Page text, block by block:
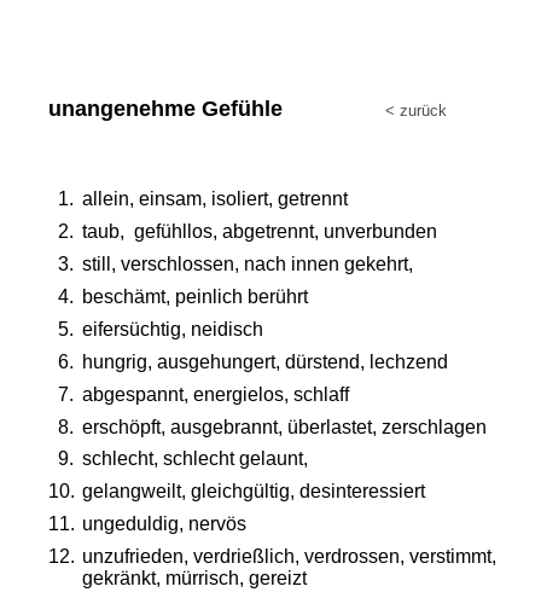
unangenehme Gefühle < zurück
1. allein, einsam, isoliert, getrennt
2. taub,  gefühllos, abgetrennt, unverbunden
3. still, verschlossen, nach innen gekehrt,
4. beschämt, peinlich berührt
5. eifersüchtig, neidisch
6. hungrig, ausgehungert, dürstend, lechzend
7. abgespannt, energielos, schlaff
8. erschöpft, ausgebrannt, überlastet, zerschlagen
9. schlecht, schlecht gelaunt,
10. gelangweilt, gleichgültig, desinteressiert
11. ungeduldig, nervös
12. unzufrieden, verdrießlich, verdrossen, verstimmt,
gekränkt, mürrisch, gereizt